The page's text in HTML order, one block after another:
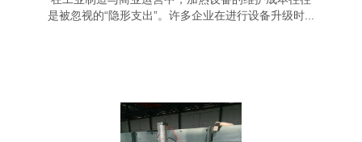
是被忽视的“隐形支出”。许多企业在进行设备升级时...